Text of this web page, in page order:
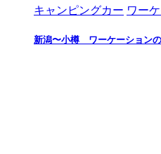
キャンピングカー ワー
新潟〜小樽 ワーケーション